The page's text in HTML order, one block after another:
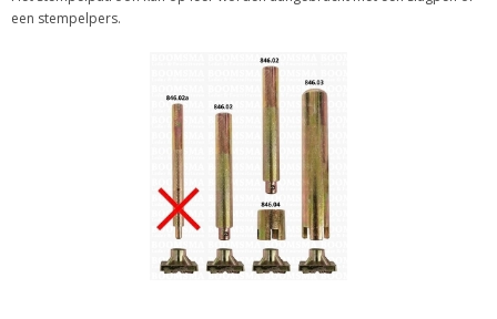
een stempelpers.